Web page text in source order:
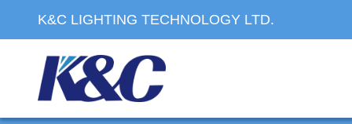
K&C LIGHTING TECHNOLOGY LTD.